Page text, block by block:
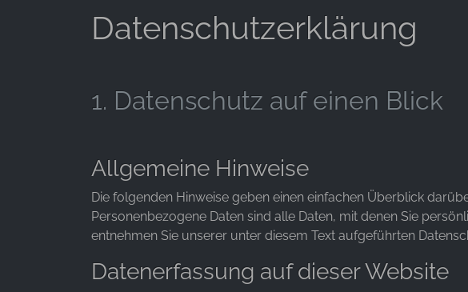
Datenschutzerklärung
1. Datenschutz auf einen Blick
Allgemeine Hinweise
Die folgenden Hinweise geben einen einfachen Überblick
Personenbezogene Daten sind alle Daten, mit denen Sie
entnehmen Sie unserer unter diesem Text aufgeführten
Datenerfassung auf dieser Website